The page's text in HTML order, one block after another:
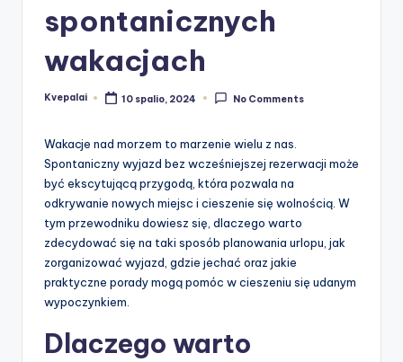
spontanicznych
wakacjach
Posted
Kvepalai 10 spalio, 2024 No Comments
Wakacje nad morzem to marzenie wielu z nas.
Spontaniczny wyjazd bez wcześniejszej rezerwacji może
być ekscytującą przygodą, która pozwala na
odkrywanie nowych miejsc i cieszenie się wolnością. W
tym przewodniku dowiesz się, dlaczego warto
zdecydować się na taki sposób planowania urlopu, jak
zorganizować wyjazd, gdzie jechać oraz jakie
praktyczne porady mogą pomóc w cieszeniu się udanym
wypoczynkiem.
Dlaczego warto